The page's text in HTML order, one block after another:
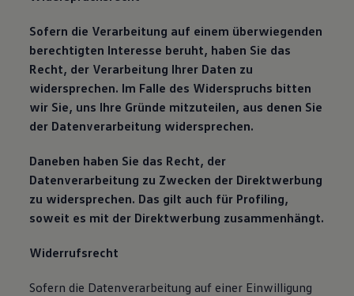
Sofern die Verarbeitung auf einem überwiegenden
berechtigten Interesse beruht, haben Sie das
Recht, der Verarbeitung Ihrer Daten zu
widersprechen. Im Falle des Widerspruchs bitten
wir Sie, uns Ihre Gründe mitzuteilen, aus denen Sie
der Datenverarbeitung widersprechen.
Daneben haben Sie das Recht, der
Datenverarbeitung zu Zwecken der Direktwerbung
zu widersprechen. Das gilt auch für Profiling,
soweit es mit der Direktwerbung zusammenhängt.
Widerrufsrecht
Sofern die Datenverarbeitung auf einer Einwilligung